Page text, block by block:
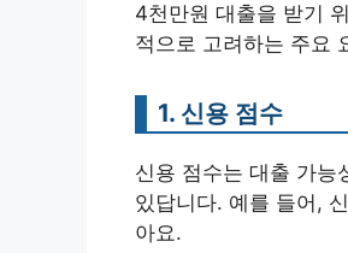
4천만원 대출을 받기
적으로 고려하는 주요
1. 신용 점수
신용 점수는 대출 가능
있답니다. 예를 들어,
아요.